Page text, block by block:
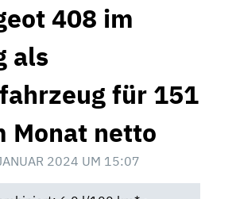
408 im
als
für 151
Monat netto
2024 UM 15:07